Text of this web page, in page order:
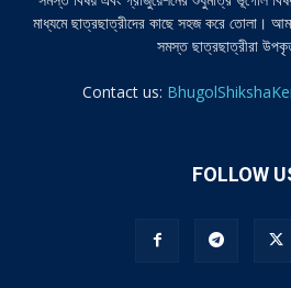
মাধ্যমে ছাত্রছাত্রীদের কাছে সহজ করে তোলা।
সমস্ত ছাত্রছাত্রীরা
Contact us:
FOLLOW